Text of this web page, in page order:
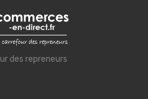
des repreneurs